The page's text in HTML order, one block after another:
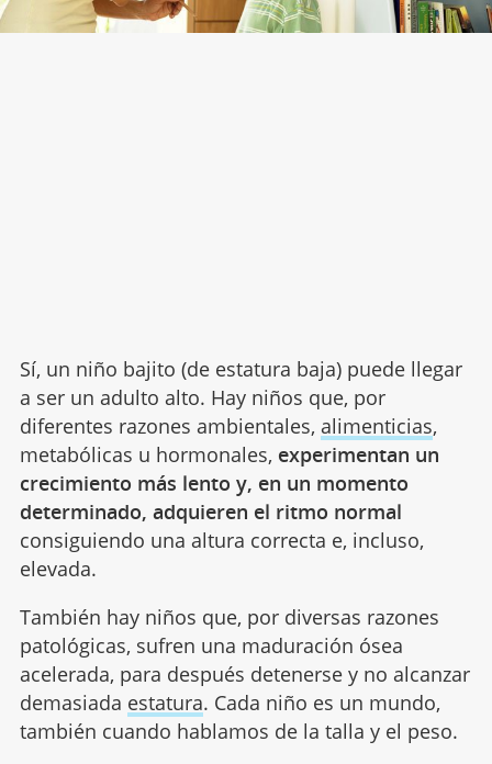
Sí, un niño bajito (de estatura baja) puede llegar
a ser un adulto alto. Hay niños que, por
diferentes razones ambientales, alimenticias,
metabólicas u hormonales, experimentan un
crecimiento más lento y, en un momento
determinado, adquieren el ritmo normal
consiguiendo una altura correcta e, incluso,
elevada.
También hay niños que, por diversas razones
patológicas, sufren una maduración ósea
acelerada, para después detenerse y no alcanzar
demasiada estatura. Cada niño es un mundo,
también cuando hablamos de la talla y el peso.